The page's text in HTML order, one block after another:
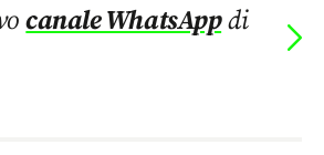
canale WhatsAppdi